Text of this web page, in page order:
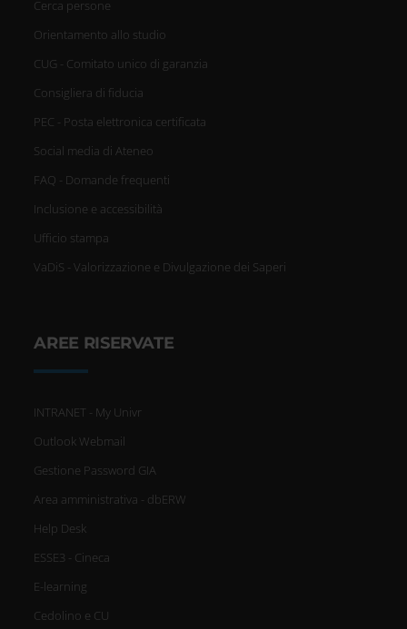
Cerca persone
Orientamento allo studio
CUG - Comitato unico di garanzia
Consigliera di fiducia
PEC - Posta elettronica certificata
Social media di Ateneo
FAQ - Domande frequenti
Inclusione e accessibilità
Ufficio stampa
VaDiS - Valorizzazione e Divulgazione dei Saperi
AREE RISERVATE
INTRANET - My Univr
Outlook Webmail
Gestione Password GIA
Area amministrativa - dbERW
Help Desk
ESSE3 - Cineca
E-learning
Cedolino e CU